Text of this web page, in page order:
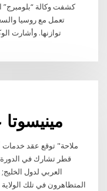
كشفت وكالة “بلومبرج”
تعمل مع روسيا
توازنها.‏ وأشارت
العربي لدول
المتظاهرون في تلك